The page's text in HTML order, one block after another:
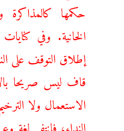
حكمها
الخانية. وفي
إطلاق التوقف على
قاف ليس صريحا
الاستعمال ولا
النداء، فانتفى